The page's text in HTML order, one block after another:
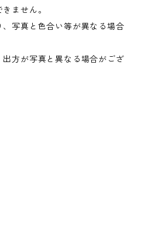
ません。
、写真と色合い等が異なる場合
出方が写真と異なる場合がござ